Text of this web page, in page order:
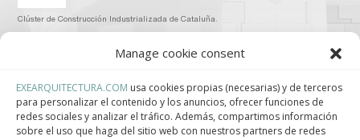
Manage cookie consent
EXEARQUITECTURA.COM usa cookies propias (necesarias) y de terceros
para personalizar el contenido y los anuncios, ofrecer funciones de
redes sociales y analizar el tráfico. Además, compartimos información
sobre el uso que haga del sitio web con nuestros partners de redes
Clúster de Construcción Industrializada de Cataluña.
Centro de Innovación Tecnológica en Bioconstrucción y Paisajismo.